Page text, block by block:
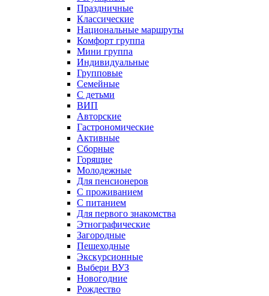
Праздничные
Классические
Национальные маршруты
Комфорт группа
Мини группа
Индивидуальные
Групповые
Семейные
С детьми
ВИП
Авторские
Гастрономические
Активные
Сборные
Горящие
Молодежные
Для пенсионеров
С проживанием
С питанием
Для первого знакомства
Этнографические
Загородные
Пешеходные
Экскурсионные
Выбери ВУЗ
Новогодние
Рождество